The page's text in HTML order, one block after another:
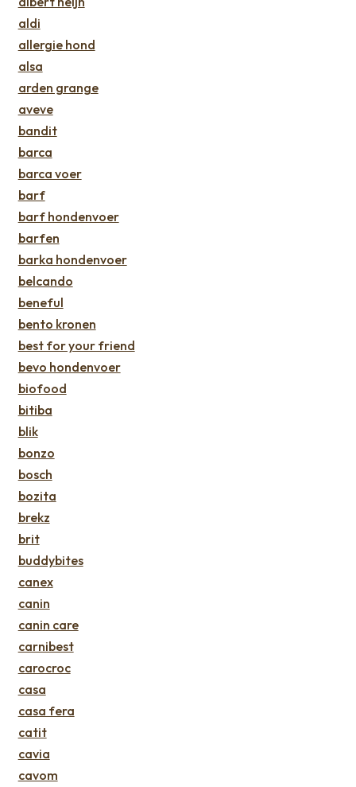
aldi
allergie hond
alsa
arden grange
aveve
bandit
barca
barca voer
barf
barf hondenvoer
barfen
barka hondenvoer
belcando
beneful
bento kronen
best for your friend
bevo hondenvoer
biofood
bitiba
blik
bonzo
bosch
bozita
brekz
brit
buddybites
canex
canin
canin care
carnibest
carocroc
casa
casa fera
catit
cavia
cavom